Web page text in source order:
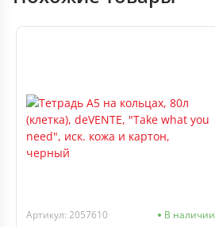
Артикул: 2057610 В наличии